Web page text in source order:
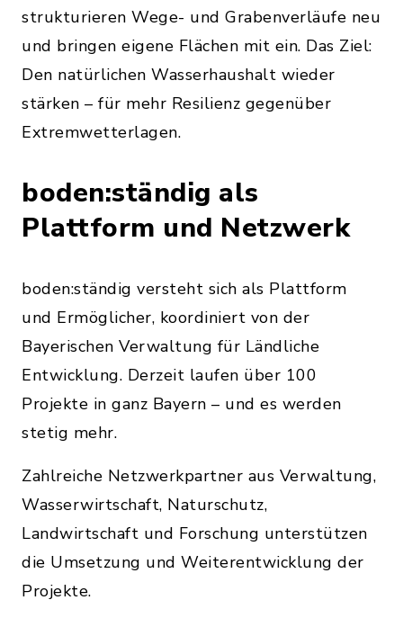
strukturieren Wege- und Grabenverläufe neu
und bringen eigene Flächen mit ein. Das Ziel:
Den natürlichen Wasserhaushalt wieder
stärken – für mehr Resilienz gegenüber
Extremwetterlagen.
boden:ständig als
Plattform und Netzwerk
boden:ständig versteht sich als Plattform
und Ermöglicher, koordiniert von der
Bayerischen Verwaltung für Ländliche
Entwicklung. Derzeit laufen über 100
Projekte in ganz Bayern – und es werden
stetig mehr.
Zahlreiche Netzwerkpartner aus Verwaltung,
Wasserwirtschaft, Naturschutz,
Landwirtschaft und Forschung unterstützen
die Umsetzung und Weiterentwicklung der
Projekte.